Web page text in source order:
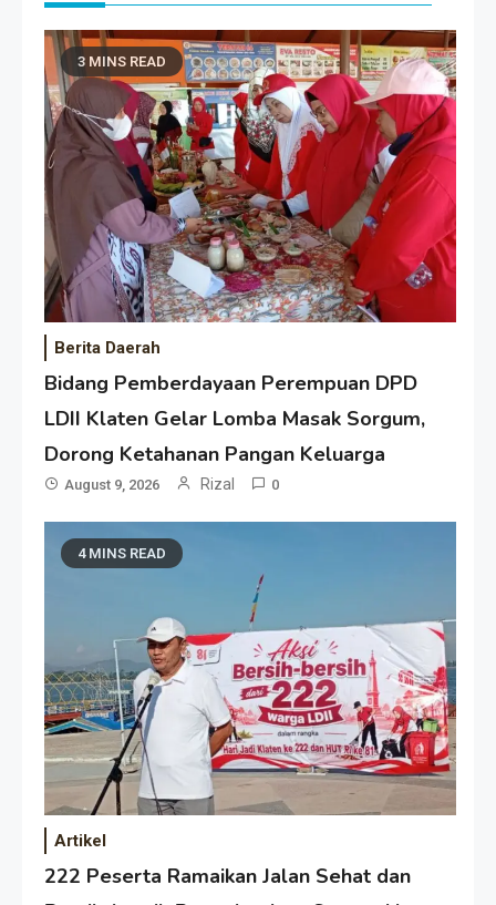
3 MINS READ
Berita Daerah
Bidang Pemberdayaan Perempuan DPD
LDII Klaten Gelar Lomba Masak Sorgum,
Dorong Ketahanan Pangan Keluarga
August 9, 2026 Rizal 0
4 MINS READ
Artikel
222 Peserta Ramaikan Jalan Sehat dan